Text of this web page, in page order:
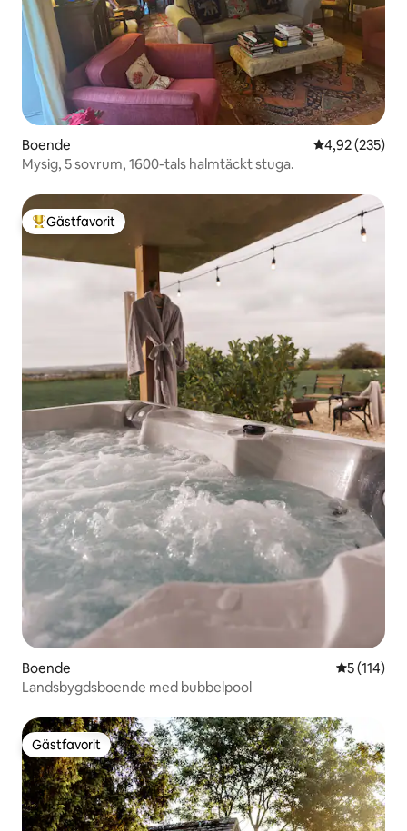
Boende 4,92 av 5 i
4,92 (235)
Mysig, 5 sovrum, 1600-tals halmtäckt stuga.
Populär gästfavorit
Gästfavorit
Boende 5 av 5 i
5 (114)
Landsbygdsboende med bubbelpool
Gästfavorit
Gästfavorit